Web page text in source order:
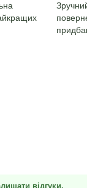
відгуки.